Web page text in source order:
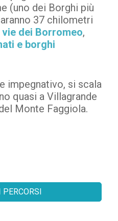
(uno dei Borghi più
37 chilometri
dei Borromeo,
e borghi
impegnativo, si scala
quasi a Villagrande
Monte Faggiola.
PERCORSI